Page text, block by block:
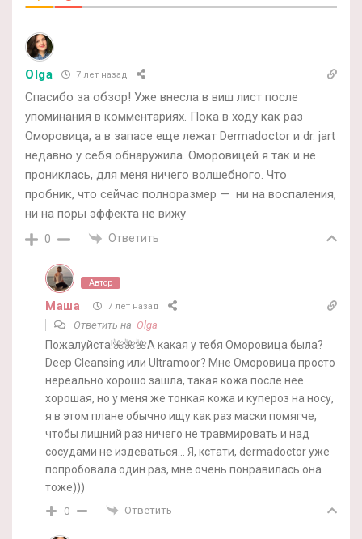
Olga 7 лет назад
Спасибо за обзор! Уже внесла в виш лист после
упоминания в комментариях. Пока в ходу как раз
Оморовица, а в запасе еще лежат Dermadoctor и dr. jart
недавно у себя обнаружила. Оморовицей я так и не
прониклась, для меня ничего волшебного. Что
пробник, что сейчас полноразмер — ни на воспаления,
ни на поры эффекта не вижу
0 Ответить
Автор
Маша 7 лет назад
Ответить на Olga
Пожалуйста!🌺🌺🌺А какая у тебя Оморовица была?
Deep Cleansing или Ultramoor? Мне Оморовица просто
нереально хорошо зашла, такая кожа после нее
хорошая, но у меня же тонкая кожа и купероз на носу,
я в этом плане обычно ищу как раз маски помягче,
чтобы лишний раз ничего не травмировать и над
сосудами не издеваться… Я, кстати, dermadoctor уже
попробовала один раз, мне очень понравилась она
тоже)))
0 Ответить